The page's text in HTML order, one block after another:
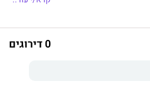
בייחוד כשכל מבט שלו ממלא
רק שאלה של זמן עד שיתגלו
0 דירוגים